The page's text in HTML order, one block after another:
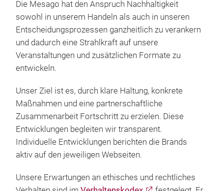
Die Mesago hat den Anspruch Nachhaltigkeit
sowohl in unserem Handeln als auch in unseren
Entscheidungsprozessen ganzheitlich zu verankern
und dadurch eine Strahlkraft auf unsere
Veranstaltungen und zusätzlichen Formate zu
entwickeln.
Unser Ziel ist es, durch klare Haltung, konkrete
Maßnahmen und eine partnerschaftliche
Zusammenarbeit Fortschritt zu erzielen. Diese
Entwicklungen begleiten wir transparent.
Individuelle Entwicklungen berichten die Brands
aktiv auf den jeweiligen Webseiten.
Unsere Erwartungen an ethisches und rechtliches